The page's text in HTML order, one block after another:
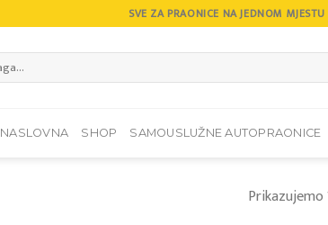
SVE ZA PRAONICE NA JEDNOM MJESTU
NASLOVNA SHOP SAMOUSLUŽNE AUTOPRAONICE